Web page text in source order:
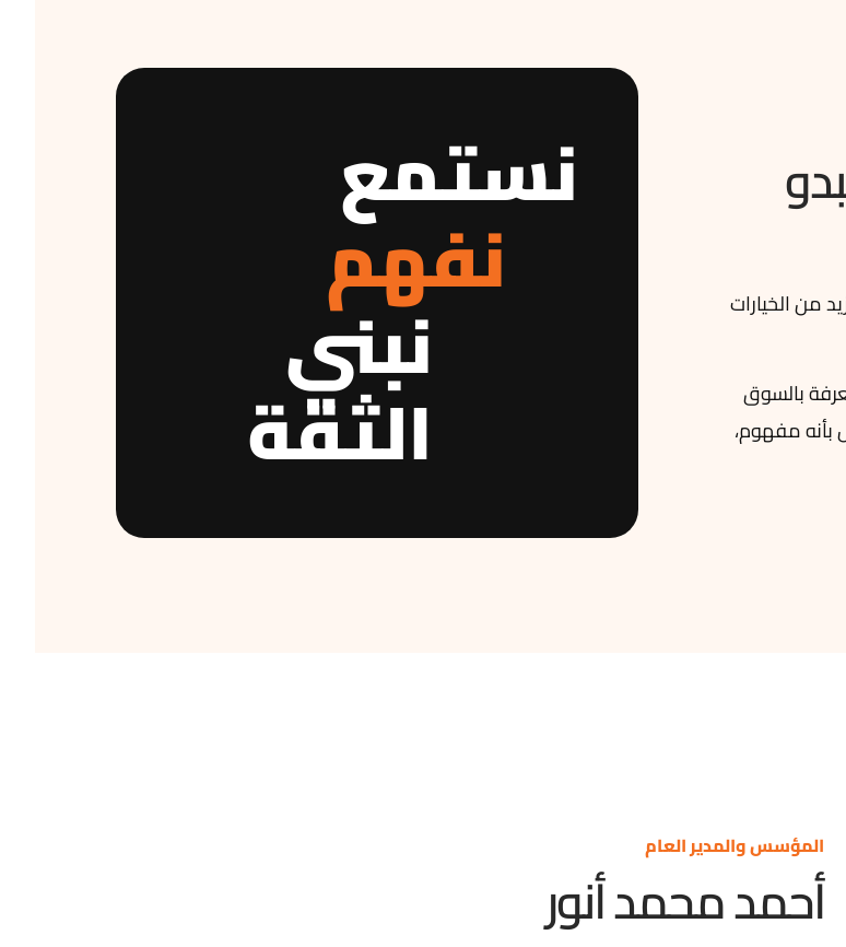
من الخيارات
بالسوق
بأنه مفهوم،
نستمع
نفهم
نبني
الثقة
المؤسس والمدير العام
أحمد محمد أنور